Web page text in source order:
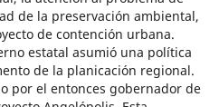
de la preservación ambiental,
de contención urbana.
estatal asumió una política
de la planicación regional.
por el entonces gobernador de